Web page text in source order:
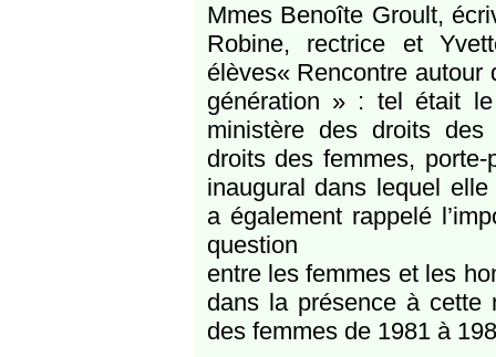
Mmes Benoîte Groult,
Robine, rectrice et
élèves« Rencontre
généra­tion » : tel était
ministère des droits des
droits des femmes,
inaugural dans lequel
a également rappe­lé
entre les femmes et les
dans la présence à cette
des femmes de 1981 à